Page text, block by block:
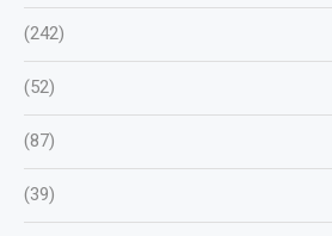
(242)
(52)
(87)
(39)